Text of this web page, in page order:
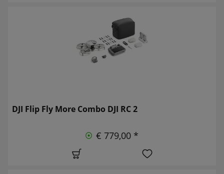
DJI Flip Fly More Combo DJI RC 2
€ 779,00 *